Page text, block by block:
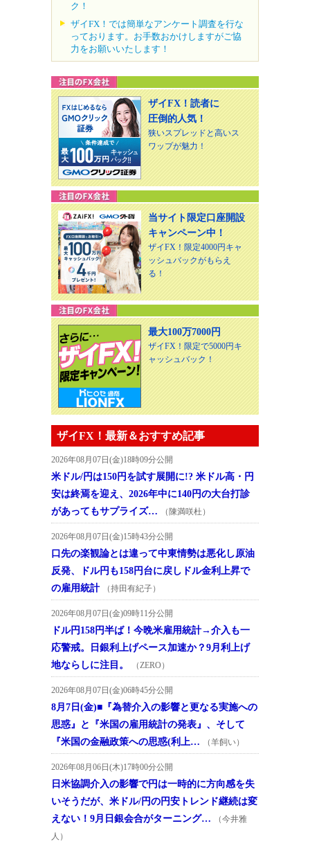
ク！
ザイFX！では簡単なアンケート調査を行な
っております。お手数おかけしますがご協
力をお願いいたします！
ザイFX！読者に
圧倒的人気！
狭いスプレッドと高いス
ワップが魅力！
当サイト限定口座開設
キャンペーン中！
ザイFX！限定4000円キャ
ッシュバックがもらえ
る！
最大100万7000円
ザイFX！限定で5000円キ
ャッシュバック！
ザイFX！最新＆おすすめ記事
2026年08月07日(金)18時09分公開
米ドル/円は150円を試す展開に!? 米ドル高・円
安は終焉を迎え、2026年中に140円の大台打診
があってもサプライズ…
（陳満咲杜）
2026年08月07日(金)15時43分公開
口先の楽観論とは違って中東情勢は悪化し原油
反発、ドル円も158円台に戻しドル金利上昇で
の雇用統計
（持田有紀子）
2026年08月07日(金)09時11分公開
ドル円158円半ば！今晩米雇用統計→介入も一
応警戒。日銀利上げペース加速か？9月利上げ
地ならしに注目。
（ZERO）
2026年08月07日(金)06時45分公開
8月7日(金)■『為替介入の影響と更なる実施への
思惑』と『米国の雇用統計の発表』、そして
『米国の金融政策への思惑(利上…
（羊飼い）
2026年08月06日(木)17時00分公開
日米協調介入の影響で円は一時的に方向感を失
いそうだが、米ドル/円の円安トレンド継続は変
えない！9月日銀会合がターニング…
（今井雅
人）